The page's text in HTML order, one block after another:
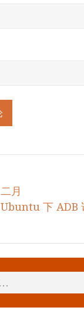
二月
Ubuntu 下 ADB